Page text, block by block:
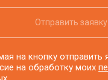
Отправить заявку
на кнопку отправить
на обработку моих